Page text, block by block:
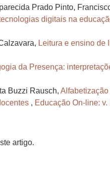
Prado Pinto,
digitais na
Leitura e ensino de
da Presença:
Buzzi Rausch,
, Educação On-line:
artigo.